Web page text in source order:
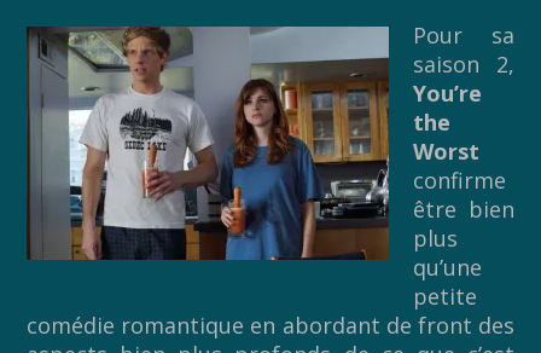
Pour sa
saison 2,
You’re
the
Worst
confirme
être bien
plus
qu’une
petite
comédie romantique en abordant de front des